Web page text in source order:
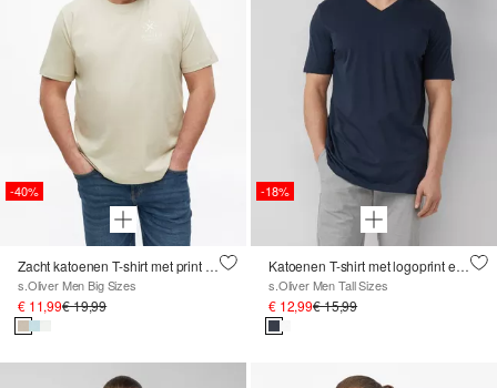
-40%
Zacht katoenen T-shirt met print op de voorkant
s.Oliver Men Big Sizes
€ 11,99€ 19,99
-18%
Katoenen T-shirt met logoprint en V-hals
s.Oliver Men Tall Sizes
€ 12,99€ 15,99